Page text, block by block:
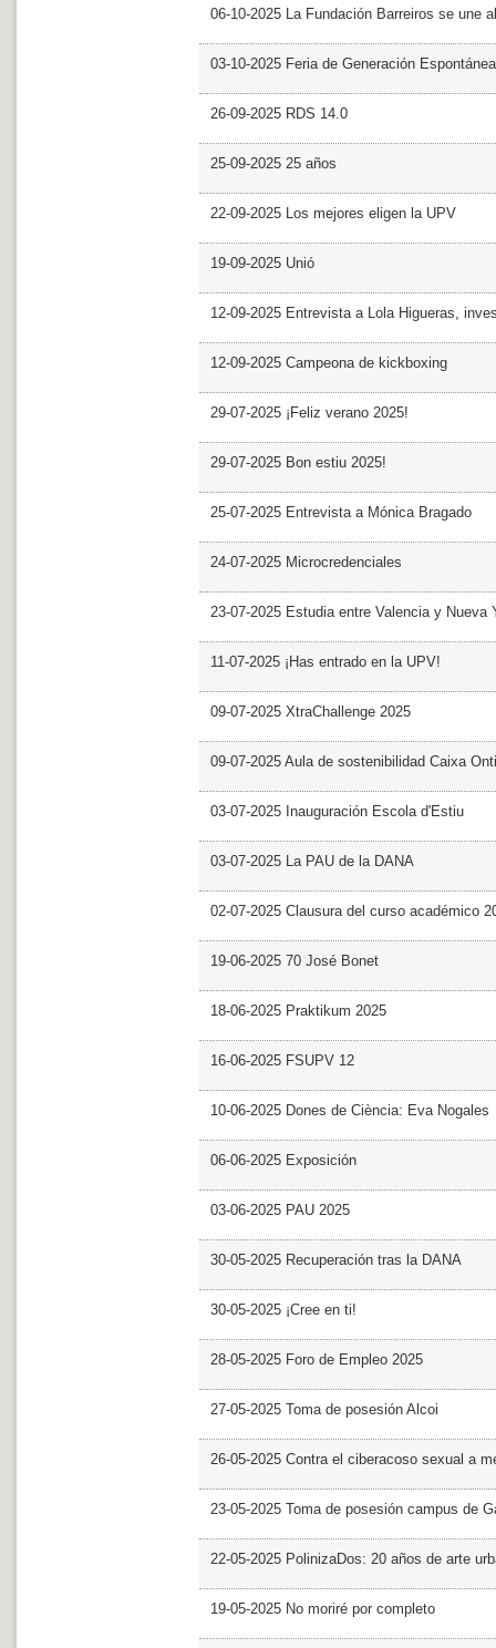
06-10-2025 La Fundación Barreiros se une
03-10-2025 Feria de Generación Espontánea
26-09-2025 RDS 14.0
25-09-2025 25 años
22-09-2025 Los mejores eligen la UPV
19-09-2025 Unió
12-09-2025 Entrevista a Lola Higueras,
12-09-2025 Campeona de kickboxing
29-07-2025 ¡Feliz verano 2025!
29-07-2025 Bon estiu 2025!
25-07-2025 Entrevista a Mónica Bragado
24-07-2025 Microcredenciales
23-07-2025 Estudia entre Valencia y Nueva
11-07-2025 ¡Has entrado en la UPV!
09-07-2025 XtraChallenge 2025
09-07-2025 Aula de sostenibilidad Caixa
03-07-2025 Inauguración Escola d'Estiu
03-07-2025 La PAU de la DANA
02-07-2025 Clausura del curso académico
19-06-2025 70 José Bonet
18-06-2025 Praktikum 2025
16-06-2025 FSUPV 12
10-06-2025 Dones de Ciència: Eva Nogales
06-06-2025 Exposición
03-06-2025 PAU 2025
30-05-2025 Recuperación tras la DANA
30-05-2025 ¡Cree en ti!
28-05-2025 Foro de Empleo 2025
27-05-2025 Toma de posesión Alcoi
26-05-2025 Contra el ciberacoso sexual a
23-05-2025 Toma de posesión campus de
22-05-2025 PolinizaDos: 20 años de arte
19-05-2025 No moriré por completo